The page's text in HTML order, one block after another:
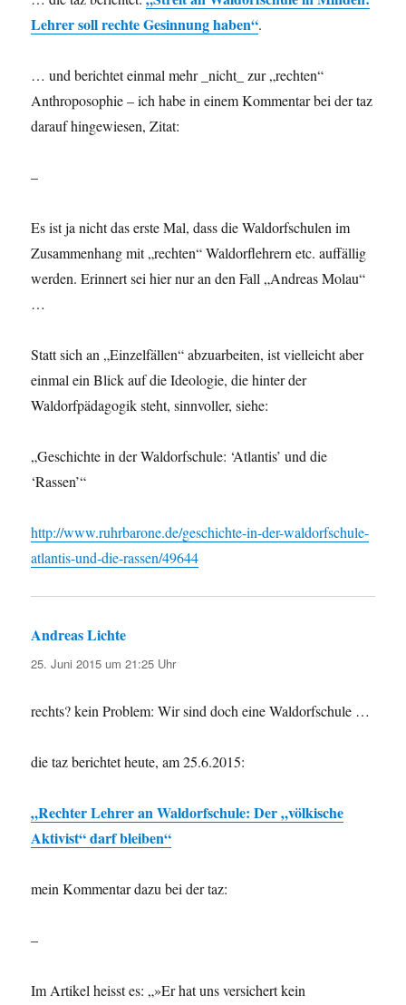
Lehrer soll rechte Gesinnung haben“.
… und berichtet einmal mehr _nicht_ zur „rechten“
Anthroposophie – ich habe in einem Kommentar bei der taz
darauf hingewiesen, Zitat:
–
Es ist ja nicht das erste Mal, dass die Waldorfschulen im
Zusammenhang mit „rechten“ Waldorflehrern etc. auffällig
werden. Erinnert sei hier nur an den Fall „Andreas Molau“
…
Statt sich an „Einzelfällen“ abzuarbeiten, ist vielleicht aber
einmal ein Blick auf die Ideologie, die hinter der
Waldorfpädagogik steht, sinnvoller, siehe:
„Geschichte in der Waldorfschule: ‘Atlantis’ und die
‘Rassen’“
http://www.ruhrbarone.de/geschichte-in-der-waldorfschule-
atlantis-und-die-rassen/49644
Andreas Lichte
25. Juni 2015 um 21:25 Uhr
rechts? kein Problem: Wir sind doch eine Waldorfschule …
die taz berichtet heute, am 25.6.2015:
„Rechter Lehrer an Waldorfschule: Der „völkische
Aktivist“ darf bleiben“
mein Kommentar dazu bei der taz:
–
Im Artikel heisst es: „»Er hat uns versichert kein